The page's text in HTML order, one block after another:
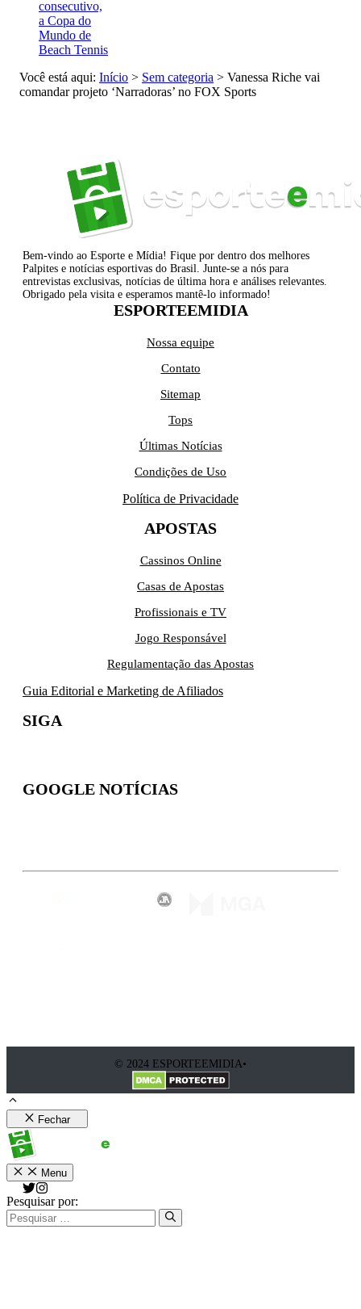
consecutivo,
a Copa do
Mundo de
Beach Tennis
Você está aqui: Início > Sem categoria > Vanessa Riche vai
comandar projeto ‘Narradoras’ no FOX Sports
Bem-vindo ao Esporte e Mídia! Fique por dentro dos melhores
Palpites e notícias esportivas do Brasil. Junte-se a nós para
entrevistas exclusivas, notícias de última hora e análises relevantes.
Obrigado pela visita e esperamos mantê-lo informado!
ESPORTEEMIDIA
Nossa equipe
Contato
Sitemap
Tops
Últimas Notícias
Condições de Uso
Política de Privacidade
APOSTAS
Cassinos Online
Casas de Apostas
Profissionais e TV
Jogo Responsável
Regulamentação das Apostas
Guia Editorial e Marketing de Afiliados
SIGA
GOOGLE NOTÍCIAS
© 2024 ESPORTEEMIDIA•
Fechar
Menu
Pesquisar por: